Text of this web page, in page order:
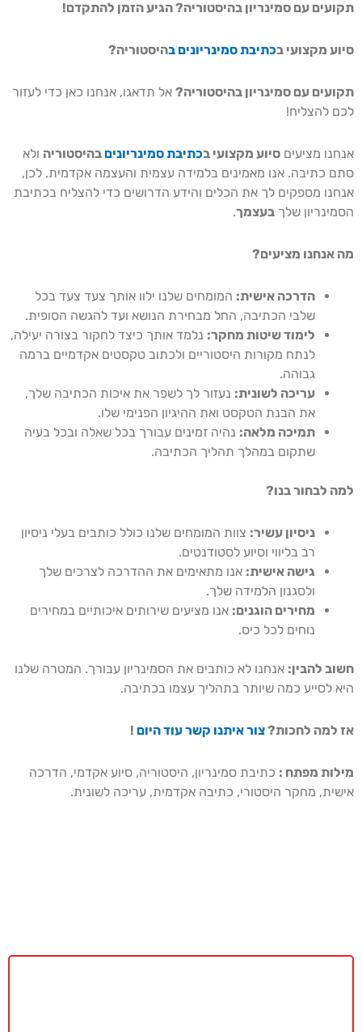
תקועים עם סמינריון בהיסטוריה? הגיע הזמן להתקדם!
סיוע מקצועי בכתיבת סמינריונים בהיסטוריה?
תקועים עם סמינריון בהיסטוריה? אל תדאגו, אנחנו כאן כדי לעזור
לכם להצליח!
אנחנו מציעים סיוע מקצועי בכתיבת סמינריונים בהיסטוריה ולא
סתם כתיבה. אנו מאמינים בלמידה עצמית והעצמה אקדמית. לכן,
אנחנו מספקים לך את הכלים והידע הדרושים כדי להצליח בכתיבת
הסמינריון שלך בעצמך.
מה אנחנו מציעים?
הדרכה אישית: המומחים שלנו ילוו אותך צעד צעד בכל
שלבי הכתיבה, החל מבחירת הנושא ועד להגשה הסופית.
לימוד שיטות מחקר: נלמד אותך כיצד לחקור בצורה יעילה,
לנתח מקורות היסטוריים ולכתוב טקסטים אקדמיים ברמה
גבוהה.
עריכה לשונית: נעזור לך לשפר את איכות הכתיבה שלך,
את הבנת הטקסט ואת ההיגיון הפנימי שלו.
תמיכה מלאה: נהיה זמינים עבורך בכל שאלה ובכל בעיה
שתקום במהלך תהליך הכתיבה.
למה לבחור בנו?
ניסיון עשיר: צוות המומחים שלנו כולל כותבים בעלי ניסיון
רב בליווי וסיוע לסטודנטים.
גישה אישית: אנו מתאימים את ההדרכה לצרכים שלך
ולסגנון הלמידה שלך.
מחירים הוגנים: אנו מציעים שירותים איכותיים במחירים
נוחים לכל כיס.
חשוב להבין: אנחנו לא כותבים את הסמינריון עבורך. המטרה שלנו
היא לסייע כמה שיותר בתהליך עצמו בכתיבה.
אז למה לחכות?צור איתנו קשר עוד היום !
מילות מפתח : כתיבת סמינריון, היסטוריה, סיוע אקדמי, הדרכה
אישית, מחקר היסטורי, כתיבה אקדמית, עריכה לשונית.